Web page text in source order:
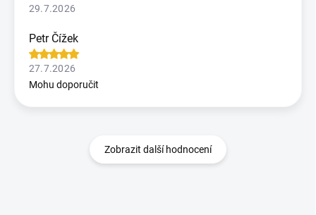
29.7.2026
Petr Čížek
27.7.2026
Mohu doporučit
Zobrazit další hodnocení